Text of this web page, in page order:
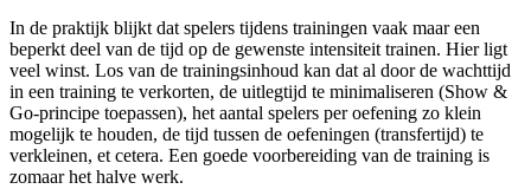
In de praktijk blijkt dat spelers tijdens trainingen vaak maar een
beperkt deel van de tijd op de gewenste intensiteit trainen. Hier ligt
veel winst. Los van de trainingsinhoud kan dat al door de wachttijd
in een training te verkorten, de uitlegtijd te minimaliseren (Show &
Go-principe toepassen), het aantal spelers per oefening zo klein
mogelijk te houden, de tijd tussen de oefeningen (transfertijd) te
verkleinen, et cetera. Een goede voorbereiding van de training is
zomaar het halve werk.